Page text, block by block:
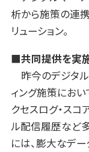
析から施策の連
リューション。
■共同提供を実
昨今のデジタル
ィング施策にお
クセスログ・スコ
ル配信履歴など
には、膨大なデ